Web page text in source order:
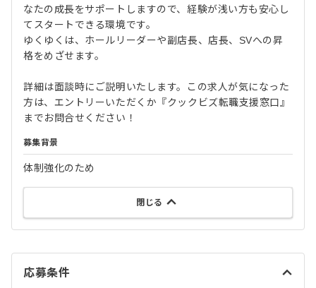
なたの成長をサポートしますので、経験が浅い方も安心し
てスタートできる環境です。
ゆくゆくは、ホールリーダーや副店長、店長、SVへの昇
格をめざせます。
詳細は面談時にご説明いたします。この求人が気になった
方は、エントリーいただくか『クックビズ転職支援窓口』
までお問合せください！
募集背景
体制強化のため
閉じる
応募条件